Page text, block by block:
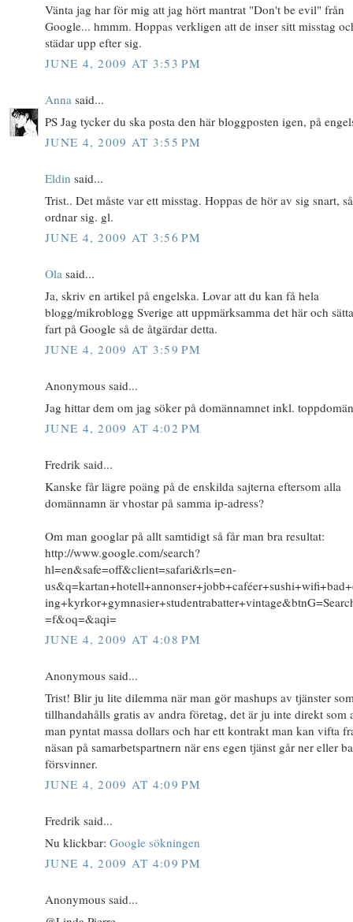
Vänta jag har för mig att jag hört mantrat "Don't be evil" från
Google... hmmm. Hoppas verkligen att de inser sitt misstag
städar upp efter sig.
JUNE 4, 2009 AT 3:53 PM
Anna said...
PS Jag tycker du ska posta den här bloggposten igen, på
JUNE 4, 2009 AT 3:55 PM
Eldin said...
Trist.. Det måste var ett misstag. Hoppas de hör av sig snart,
ordnar sig. gl.
JUNE 4, 2009 AT 3:56 PM
Ola said...
Ja, skriv en artikel på engelska. Lovar att du kan få hela
blogg/mikroblogg Sverige att uppmärksamma det här och
fart på Google så de åtgärdar detta.
JUNE 4, 2009 AT 3:59 PM
Anonymous said...
Jag hittar dem om jag söker på domännamnet inkl.
JUNE 4, 2009 AT 4:02 PM
Fredrik said...
Kanske får lägre poäng på de enskilda sajterna eftersom alla
domännamn är vhostar på samma ip-adress?
Om man googlar på allt samtidigt så får man bra resultat:
http://www.google.com/search?
hl=en&safe=off&client=safari&rls=en-
=f&oq=&aqi=
JUNE 4, 2009 AT 4:08 PM
Anonymous said...
Trist! Blir ju lite dilemma när man gör mashups av tjänster
tillhandahålls gratis av andra företag, det är ju inte direkt som
man pyntat massa dollars och har ett kontrakt man kan vifta
näsan på samarbetspartnern när ens egen tjänst går ner eller
försvinner.
JUNE 4, 2009 AT 4:09 PM
Fredrik said...
Nu klickbar: Google sökningen
JUNE 4, 2009 AT 4:09 PM
Anonymous said...